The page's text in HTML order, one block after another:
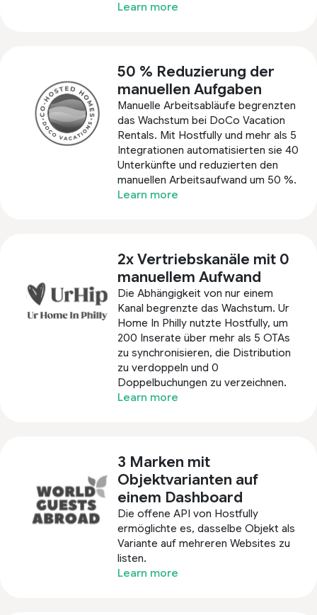
Learn more
50 % Reduzierung der
manuellen Aufgaben
Manuelle Arbeitsabläufe begrenzten
das Wachstum bei DoCo Vacation
Rentals. Mit Hostfully und mehr als 5
Integrationen automatisierten sie 40
Unterkünfte und reduzierten den
manuellen Arbeitsaufwand um 50 %.
Learn more
2x Vertriebskanäle mit 0
manuellem Aufwand
Die Abhängigkeit von nur einem
Kanal begrenzte das Wachstum. Ur
Home In Philly nutzte Hostfully, um
200 Inserate über mehr als 5 OTAs
zu synchronisieren, die Distribution
zu verdoppeln und 0
Doppelbuchungen zu verzeichnen.
Learn more
3 Marken mit
Objektvarianten auf
einem Dashboard
Die offene API von Hostfully
ermöglichte es, dasselbe Objekt als
Variante auf mehreren Websites zu
listen.
Learn more